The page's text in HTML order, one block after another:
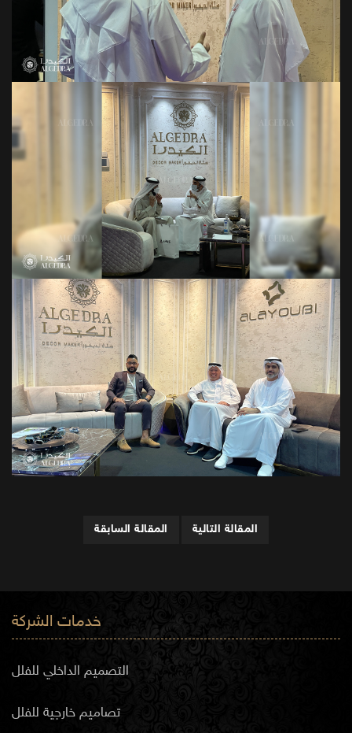
المقالة السابقة المقالة التالية
خدمات الشركة
التصميم الداخلي للفلل
تصاميم خارجية للفلل